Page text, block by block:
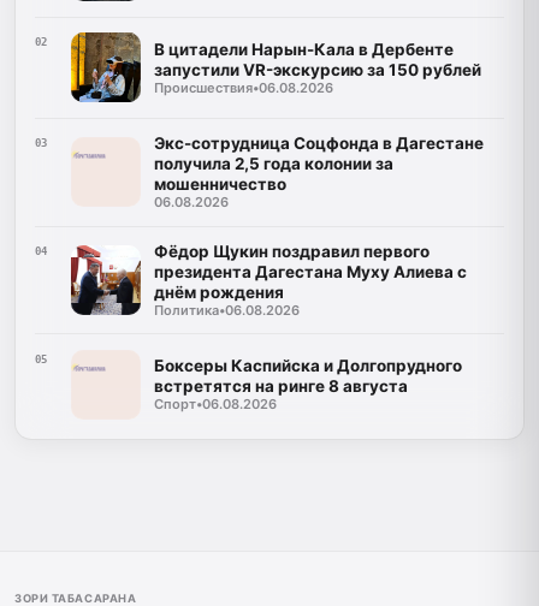
02
В цитадели Нарын-Кала в Дербенте
запустили VR-экскурсию за 150 рублей
Происшествия•06.08.2026
03
Экс-сотрудница Соцфонда в Дагестане
получила 2,5 года колонии за
мошенничество
06.08.2026
04
Фёдор Щукин поздравил первого
президента Дагестана Муху Алиева с
днём рождения
Политика•06.08.2026
05
Боксеры Каспийска и Долгопрудного
встретятся на ринге 8 августа
Спорт•06.08.2026
ЗОРИ ТАБАСАРАНА